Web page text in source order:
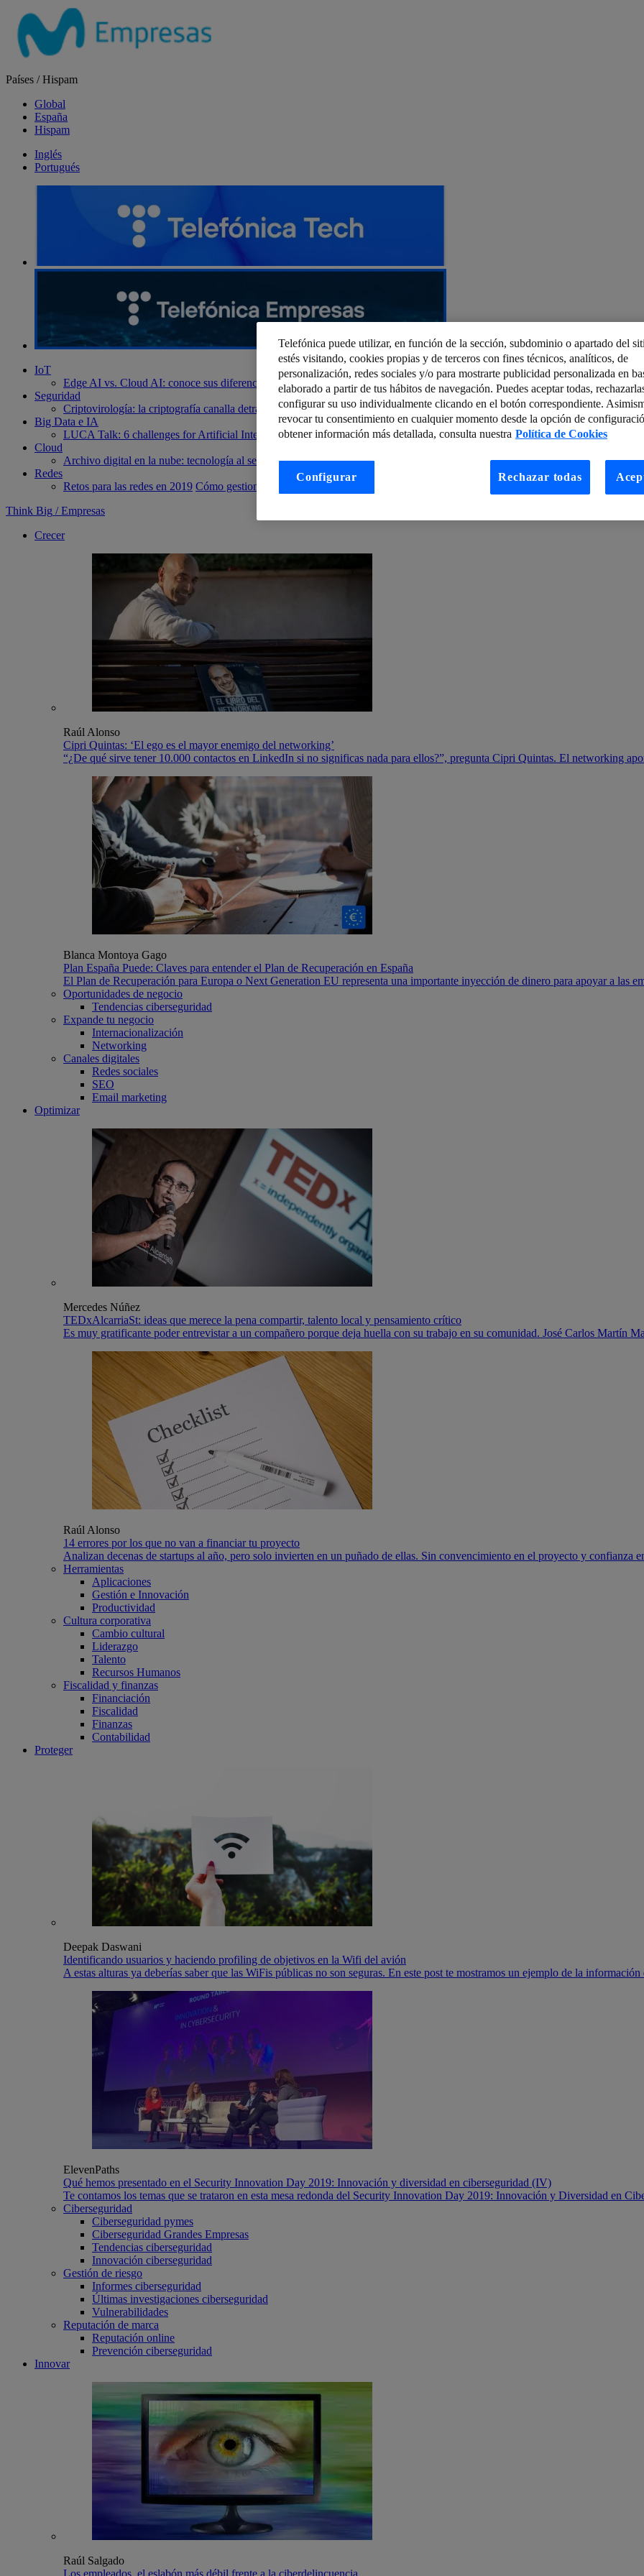
Salta
contenido
Países /Hispam
Global
España
Hispam
Inglés
Portugués
IoT
Edge AI vs. Cloud AI: conoce sus diferencias y elige el mejor enfoque para tu proyecto de IA
Lenguajes de programación en
Seguridad
Criptovirología: la criptografía canalla detrás de los secuestros de datos del Ransomware Boletín semanal de ciberseguridad,
Big Data e IA
LUCA Talk: 6 challenges for Artificial Intelligence’s sustainability and what we should do about it ¿Qué son los Kite Cloud
Cloud
Archivo digital en la nube: tecnología al servicio del negocio Ciudades tecnológicas 5G: del concepto a los primeros casos de
Redes
Retos para las redes en 2019 Cómo gestionar correctamente los sistemas de monitoreo de red
Think Big / Empresas
Crecer
Raúl Alonso
Cipri Quintas: ‘El ego es el mayor enemigo del networking’
“¿De qué sirve tener 10.000 contactos en LinkedIn si no significas nada para ellos?”, pregunta Cipri Quintas. El networking
Blanca Montoya Gago
Plan España Puede: Claves para entender el Plan de Recuperación en España
El Plan de Recuperación para Europa o Next Generation EU representa una importante inyección de dinero para apoyar a las
Oportunidades de negocio
Tendencias ciberseguridad
Expande tu negocio
Internacionalización
Networking
Canales digitales
Redes sociales
SEO
Email marketing
Optimizar
Mercedes Núñez
TEDxAlcarriaSt: ideas que merece la pena compartir, talento local y pensamiento crítico
Es muy gratificante poder entrevistar a un compañero porque deja huella con su trabajo en su comunidad. José Carlos Martín
Raúl Alonso
14 errores por los que no van a financiar tu proyecto
Analizan decenas de startups al año, pero solo invierten en un puñado de ellas. Sin convencimiento en el proyecto y confianza
Herramientas
Aplicaciones
Gestión e Innovación
Productividad
Cultura corporativa
Cambio cultural
Liderazgo
Talento
Recursos Humanos
Fiscalidad y finanzas
Financiación
Fiscalidad
Finanzas
Contabilidad
Proteger
Deepak Daswani
Identificando usuarios y haciendo profiling de objetivos en la Wifi del avión
A estas alturas ya deberías saber que las WiFis públicas no son seguras. En este post te mostramos un ejemplo de la información
ElevenPaths
Qué hemos presentado en el Security Innovation Day 2019: Innovación y diversidad en ciberseguridad (IV)
Te contamos los temas que se trataron en esta mesa redonda del Security Innovation Day 2019: Innovación y Diversidad en
Ciberseguridad
Ciberseguridad pymes
Ciberseguridad Grandes Empresas
Tendencias ciberseguridad
Innovación ciberseguridad
Gestión de riesgo
Informes ciberseguridad
Últimas investigaciones ciberseguridad
Vulnerabilidades
Reputación de marca
Reputación online
Prevención ciberseguridad
Innovar
Raúl Salgado
Los empleados, el eslabón más débil frente a la ciberdelincuencia
Telefónica puede utilizar, en función de la sección, subdominio o apartado del
estés visitando, cookies propias y de terceros con fines técnicos, analíticos, de
personalización, redes sociales y/o para mostrarte publicidad personalizada en
elaborado a partir de tus hábitos de navegación. Puedes aceptar todas,
configurar su uso individualmente clicando en el botón correspondiente.
revocar tu consentimiento en cualquier momento desde la opción de
obtener información más detallada, consulta nuestra Política de Cookies
Rechazar todas
Configurar